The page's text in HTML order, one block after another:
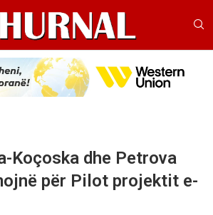
Koçoska dhe Petrova
për Pilot projektit e-